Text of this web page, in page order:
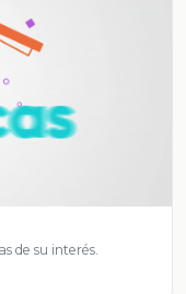
de su interés.